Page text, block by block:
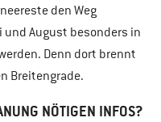
den Weg
August besonders in
Denn dort brennt
Breitengrade.
NÖTIGEN INFOS?